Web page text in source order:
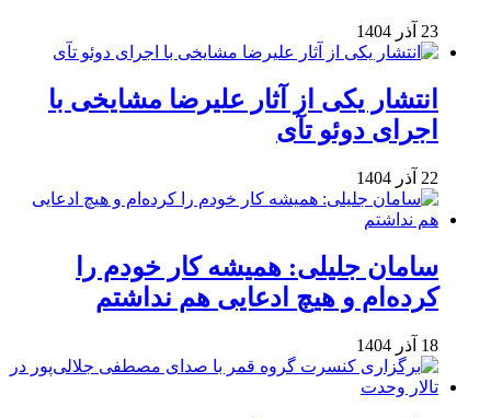
23 آذر 1404
انتشار یکی از آثار علیرضا مشایخی با
اجرای دوئو تآی
22 آذر 1404
سامان جلیلی: همیشه کار خودم را
کرده‌ام و هیچ ادعایی هم نداشتم
18 آذر 1404